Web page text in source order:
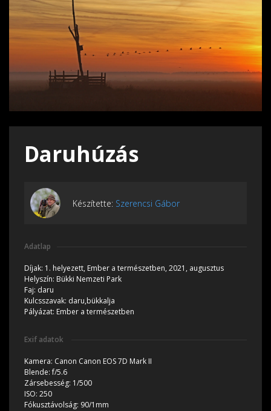
Daruhúzás
Készítette: Szerencsi Gábor
Adatlap
Díjak: 1. helyezett, Ember a természetben, 2021, augusztus
Helyszín: Bükki Nemzeti Park
Faj: daru
Kulcsszavak: daru,bükkalja
Pályázat: Ember a természetben
Exif adatok
Kamera: Canon Canon EOS 7D Mark II
Blende:f/5.6
Zársebesség: 1/500
ISO: 250
Fókusztávolság: 90/1mm